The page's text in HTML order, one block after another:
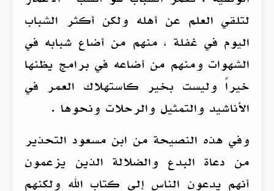
لتلقي العلم عن أهله ولكن أكثر الشباب
اليوم في غفلة ، منهم من أضاع شبابه في
الشهوات ومنهم من أضاعه في برامج يظنها
خيراً وليست بخير كاستهلاك العمر في
الأناشيد والتمثيل والرحلات ونحوها .
وفي هذه النصيحة من ابن مسعود التحذير
من دعاة البدع والضلالة الذين يزعمون
أنهم يدعون الناس إلى كتاب الله ولكنهم